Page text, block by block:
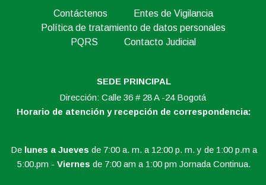
Contáctenos
Entes de Vigilancia
Política de tratamiento de datos personales
PQRS
Contacto Judicial
SEDE PRINCIPAL
Dirección: Calle 36 # 28 A -24 Bogotá
Horario de atención y recepción de correspondencia:
De lunes a Jueves de 7:00 a. m. a 12:00 p. m. y de 1:00 p.m a
5:00.pm - Viernes de 7:00 am a 1:00 pm Jornada Continua.